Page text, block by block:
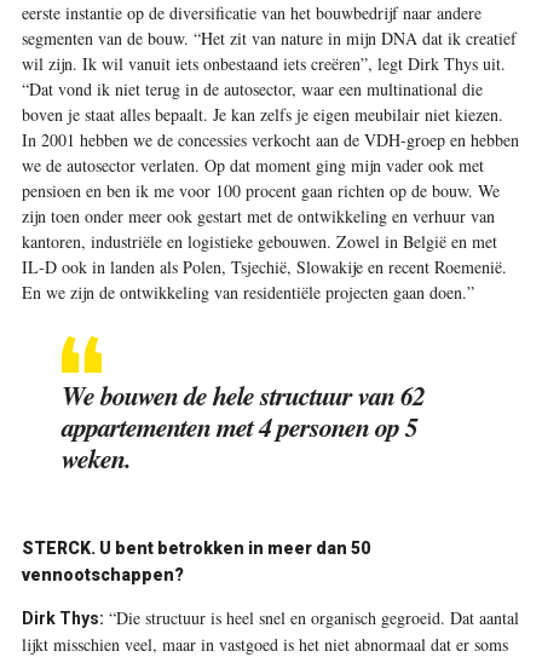
eerste instantie op de diversificatie van het bouwbedrijf naar andere
segmenten van de bouw. “Het zit van nature in mijn DNA dat ik creatief
wil zijn. Ik wil vanuit iets onbestaand iets creëren”, legt Dirk Thys uit.
“Dat vond ik niet terug in de autosector, waar een multinational die
boven je staat alles bepaalt. Je kan zelfs je eigen meubilair niet kiezen.
In 2001 hebben we de concessies verkocht aan de VDH-groep en hebben
we de autosector verlaten. Op dat moment ging mijn vader ook met
pensioen en ben ik me voor 100 procent gaan richten op de bouw. We
zijn toen onder meer ook gestart met de ontwikkeling en verhuur van
kantoren, industriële en logistieke gebouwen. Zowel in ­België en met
IL-D ook in ­landen als Polen, Tsjechië, Slowakije en recent Roemenië.
En we zijn de ontwikkeling van residentiële projecten gaan doen.”
We bouwen de hele structuur van 62
appartementen met 4 personen op 5
weken.
STERCK. U bent betrokken in meer dan 50
vennootschappen?
Dirk Thys: “Die structuur is heel snel en organisch gegroeid. Dat aantal
lijkt misschien veel, maar in vastgoed is het niet abnormaal dat er soms